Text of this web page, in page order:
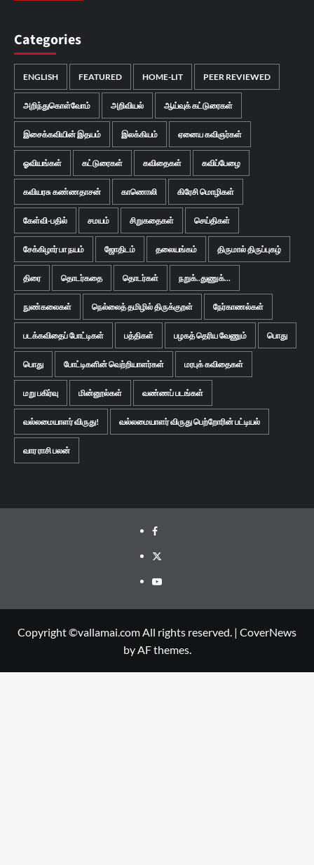
Categories
ENGLISH FEATURED HOME-LIT PEER REVIEWED
அறிந்துகொள்வோம் அறிவியல் ஆய்வுக் கட்டுரைகள்
இசைக்கவியின் இதயம் இலக்கியம் ஏனைய கவிஞர்கள்
ஓவியங்கள் கட்டுரைகள் கவிதைகள் கவிப்பேழை
கவியரசு கண்ணதாசன் காணொலி கிரேசி மொழிகள்
கேள்வி-பதில் சமயம் சிறுகதைகள் செய்திகள்
சேக்கிழார் பா நயம் ஜோதிடம் தலையங்கம் திருமால் திருப்புகழ்
திரை தொடர்கதை தொடர்கள் நறுக்..துணுக்...
நுண்கலைகள் நெல்லைத் தமிழில் திருக்குறள் நேர்காணல்கள்
படக்கவிதைப் போட்டிகள் பத்திகள் பழகத் தெரிய வேணும் பொது
பொது போட்டிகளின் வெற்றியாளர்கள் மரபுக் கவிதைகள்
மறு பகிர்வு மின்னூல்கள் வண்ணப் படங்கள்
வல்லமையாளர் விருது! வல்லமையாளர் விருது பெற்றோரின் பட்டியல்
வார ராசி பலன்
Facebook
Twitter
Youtube
Copyright ©vallamai.com All rights reserved. | CoverNews
by AF themes.